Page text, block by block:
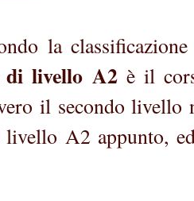
la
di livello A2è il
il secondo livello
A2 appunto,